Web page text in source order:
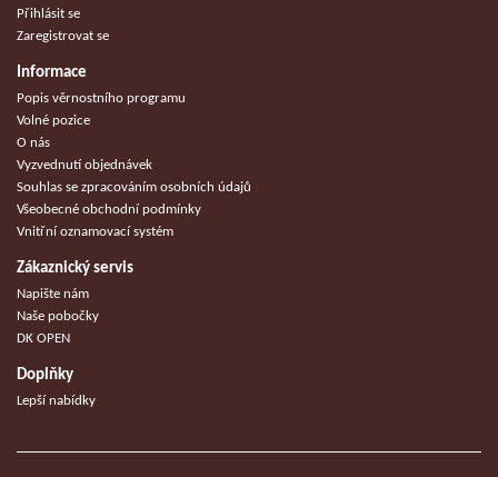
Přihlásit se
Zaregistrovat se
Informace
Popis věrnostního programu
Volné pozice
O nás
Vyzvednutí objednávek
Souhlas se zpracováním osobních údajů
Všeobecné obchodní podmínky
Vnitřní oznamovací systém
Zákaznický servis
Napište nám
Naše pobočky
DK OPEN
Doplňky
Lepší nabídky